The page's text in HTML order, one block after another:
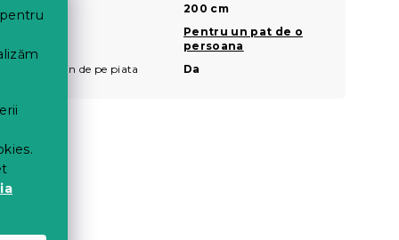
Lungime
200 cm
Pentru un pat de o
persoana
Cel mai ieftin de pe piata
Da